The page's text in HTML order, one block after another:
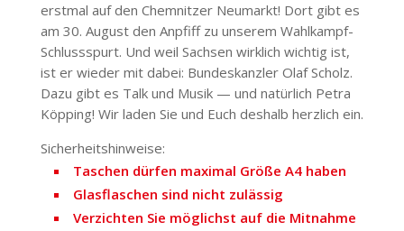
erstmal auf den Chem­nitzer Neumarkt! Dort gibt es
am 30. August den Anpfiff zu unserem Wahlkampf-
Schlussspurt. Und weil Sachsen wirklich wichtig ist,
ist er wieder mit dabei: Bundes­kanzler Olaf Scholz.
Dazu gibt es Talk und Musik — und natürlich Petra
Köpping! Wir laden Sie und Euch deshalb herzlich ein.
Sicher­heits­hin­weise:
Taschen dürfen maximal Größe A4 haben
Glas­fla­schen sind nicht zulässig
Verzichten Sie möglichst auf die Mitnahme